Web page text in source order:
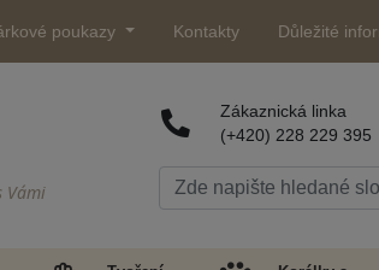
poukazy Kontakty Důležité
Vámi
Zákaznická linka
(+420) 228 229 395